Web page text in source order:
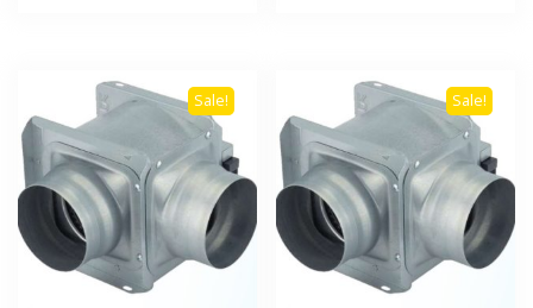
Sale! Sale!